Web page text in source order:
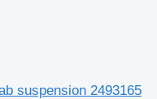
suspension 2493165